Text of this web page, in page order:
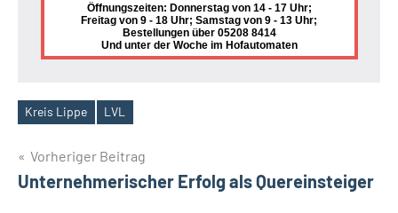
Öffnungszeiten: Donnerstag von 14 - 17 Uhr;
Freitag von 9 - 18 Uhr; Samstag von 9 - 13 Uhr;
Bestellungen über 05208 8414
Und unter der Woche im Hofautomaten
Schlagwörter
Kreis Lippe LVL
Beitragsnavigation
Vorheriger Beitrag
Unternehmerischer Erfolg als Quereinsteiger